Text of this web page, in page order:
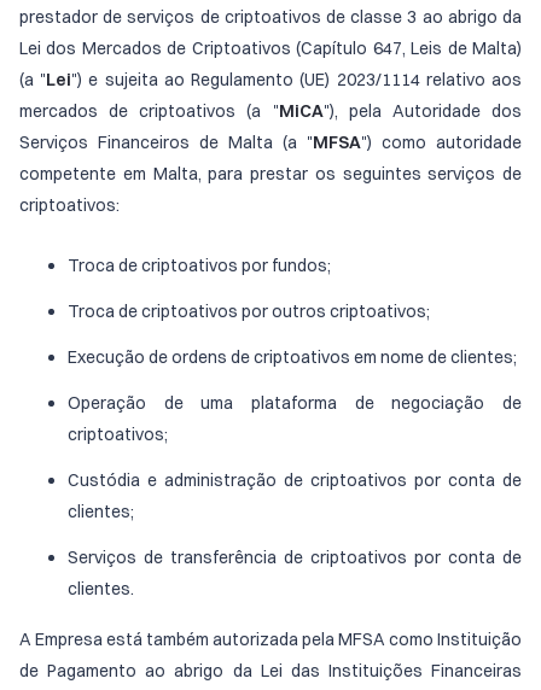
prestador de serviços de criptoativos de classe 3 ao abrigo da
Lei dos Mercados de Criptoativos (Capítulo 647, Leis de Malta)
(a "Lei") e sujeita ao Regulamento (UE) 2023/1114 relativo aos
mercados de criptoativos (a "MiCA"), pela Autoridade dos
Serviços Financeiros de Malta (a "MFSA") como autoridade
competente em Malta, para prestar os seguintes serviços de
criptoativos:
Troca de criptoativos por fundos;
Troca de criptoativos por outros criptoativos;
Execução de ordens de criptoativos em nome de clientes;
Operação de uma plataforma de negociação de
criptoativos;
Custódia e administração de criptoativos por conta de
clientes;
Serviços de transferência de criptoativos por conta de
clientes.
A Empresa está também autorizada pela MFSA como Instituição
de Pagamento ao abrigo da Lei das Instituições Financeiras